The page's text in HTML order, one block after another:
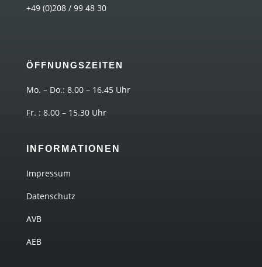
+49 (0)208 / 99 48 30
ÖFFNUNGSZEITEN
Mo. – Do.: 8.00 – 16.45 Uhr
Fr. : 8.00 – 15.30 Uhr
INFORMATIONEN
Impressum
Datenschutz
AVB
AEB